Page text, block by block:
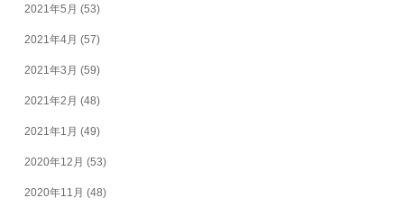
2021年5月 (53)
2021年4月 (57)
2021年3月 (59)
2021年2月 (48)
2021年1月 (49)
2020年12月 (53)
2020年11月 (48)